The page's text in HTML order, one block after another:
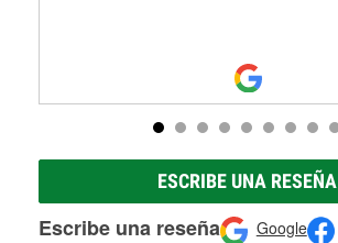
ESCRIBE UNA RESEÑA
Escribe una reseña Google